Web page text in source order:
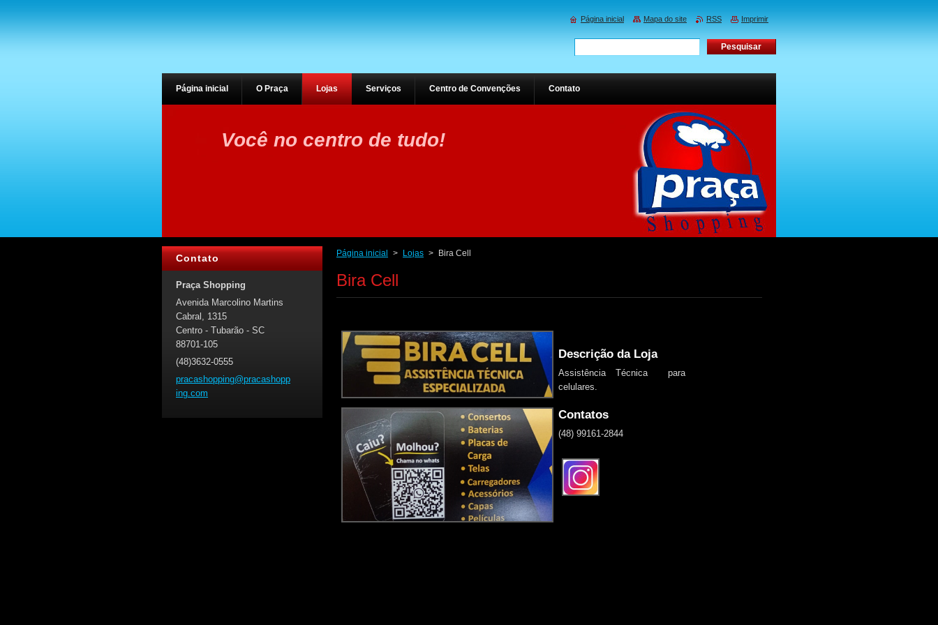
Você no centro de tudo!
Página inicial > Lojas > Bira Cell
Bira Cell
Descrição da Loja
Assistência Técnica para
celulares.
Contatos
(48) 99161-2844
Contato
Praça Shopping
Avenida Marcolino Martins
Cabral, 1315
Centro - Tubarão - SC
88701-105
(48)3632-0555
pracashopping@pracashopp
ing.com
Página inicial O Praça Lojas Serviços Centro de Convenções Contato
Página inicial Mapa do site RSS Imprimir